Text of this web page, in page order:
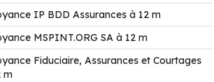
IP BDD Assurances à 12 m
MSPINT.ORG SA à 12 m
Fiduciaire, Assurances et Courtages
m